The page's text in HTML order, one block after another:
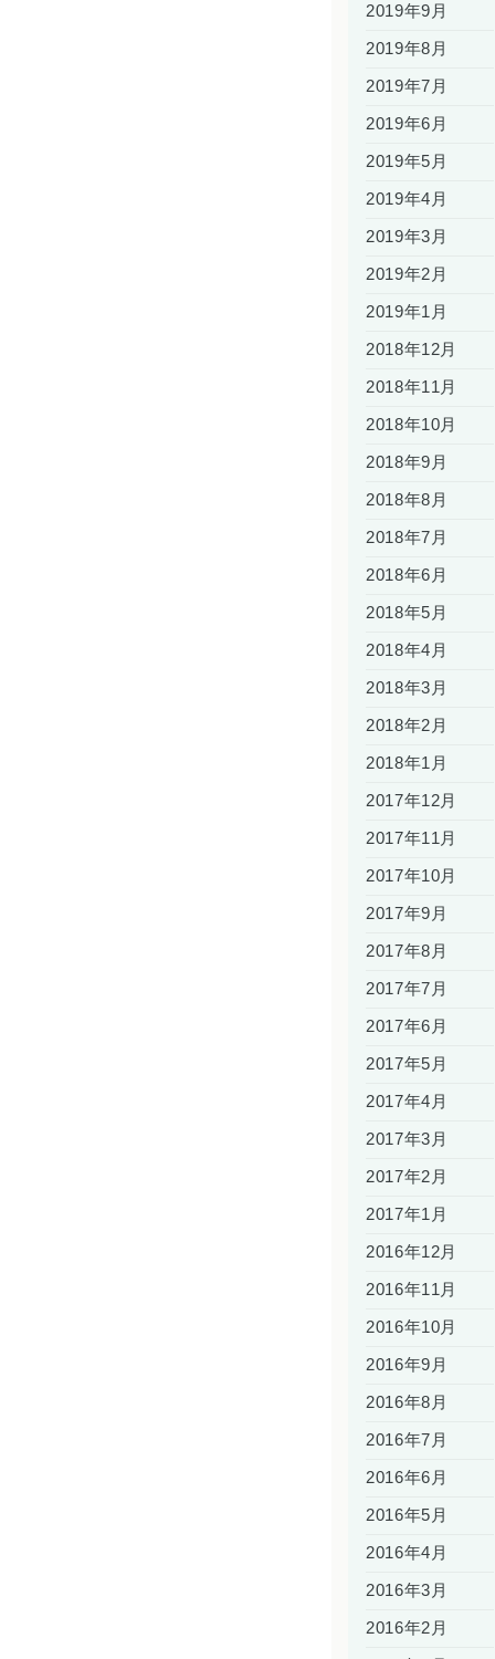
2019年9月
2019年8月
2019年7月
2019年6月
2019年5月
2019年4月
2019年3月
2019年2月
2019年1月
2018年12月
2018年11月
2018年10月
2018年9月
2018年8月
2018年7月
2018年6月
2018年5月
2018年4月
2018年3月
2018年2月
2018年1月
2017年12月
2017年11月
2017年10月
2017年9月
2017年8月
2017年7月
2017年6月
2017年5月
2017年4月
2017年3月
2017年2月
2017年1月
2016年12月
2016年11月
2016年10月
2016年9月
2016年8月
2016年7月
2016年6月
2016年5月
2016年4月
2016年3月
2016年2月